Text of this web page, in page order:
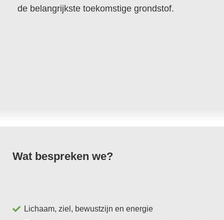
de belangrijkste toekomstige grondstof.
Wat bespreken we?
Lichaam, ziel, bewustzijn en energie